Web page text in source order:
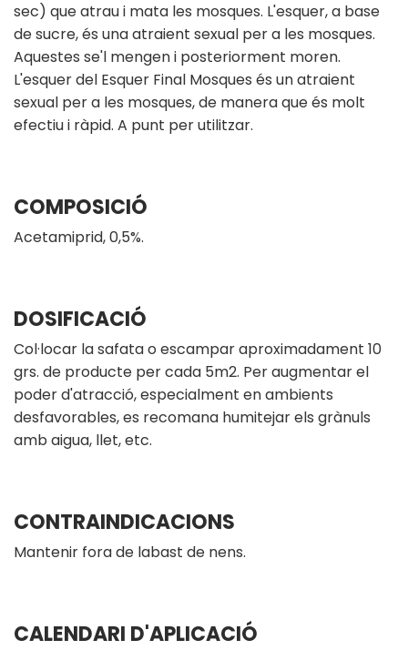
sec) que atrau i mata les mosques. L'esquer, a base
de sucre, és una atraient sexual per a les mosques.
Aquestes se'l mengen i posteriorment moren.
L'esquer del Esquer Final Mosques és un atraient
sexual per a les mosques, de manera que és molt
efectiu i ràpid. A punt per utilitzar.
COMPOSICIÓ
Acetamiprid, 0,5%.
DOSIFICACIÓ
Col·locar la safata o escampar aproximadament 10
grs. de producte per cada 5m2. Per augmentar el
poder d'atracció, especialment en ambients
desfavorables, es recomana humitejar els grànuls
amb aigua, llet, etc.
CONTRAINDICACIONS
Mantenir fora de labast de nens.
CALENDARI D'APLICACIÓ